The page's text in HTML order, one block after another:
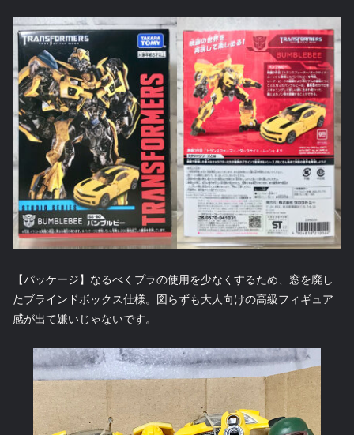
【パッケージ】なるべくプラの使用を少なくするため、窓を廃し
たブラインドボックス仕様。図らずも大人向けの高級フィギュア
感が出て嫌いじゃないです。